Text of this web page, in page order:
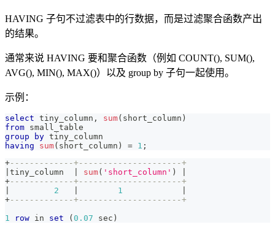
HAVING 子句不过滤表中的行数据，而是过滤聚合函数产出
的结果。
通常来说 HAVING 要和聚合函数（例如 COUNT(), SUM(),
AVG(), MIN(), MAX()）以及 group by 子句一起使用。
示例：
select tiny_column , sum( short_column )
from small_table
group
by tiny_column
having
sum( short_column ) = 1 ;
+-------------+---------------------+
tiny_column sum( 'short_column' )
+-------------+---------------------+
2 1
+-------------+---------------------+
1
row in set ( 0.07 sec )